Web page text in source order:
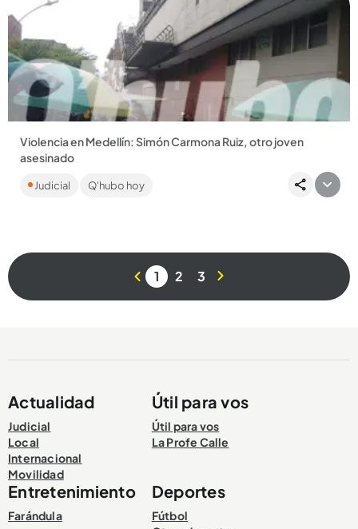
Compartir Noticia
Violencia en Medellín: Simón Carmona Ruiz, otro joven
asesinado
Ambos fueron encontrados por la Policía baleados en la calle.
Judicial Q'hubo hoy
1 2 3
Actualidad
Judicial
Local
Internacional
Movilidad
Útil para vos
Útil para vos
La Profe Calle
Entretenimiento
Farándula
Deportes
Fútbol